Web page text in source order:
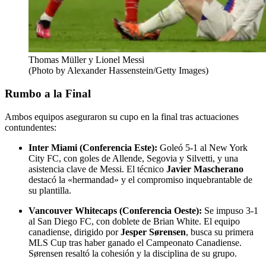
Thomas Müller y Lionel Messi
(Photo by Alexander Hassenstein/Getty Images)
Rumbo a la Final
Ambos equipos aseguraron su cupo en la final tras actuaciones
contundentes:
Inter Miami (Conferencia Este): Goleó 5-1 al New York
City FC, con goles de Allende, Segovia y Silvetti, y una
asistencia clave de Messi. El técnico Javier Mascherano
destacó la «hermandad» y el compromiso inquebrantable de
su plantilla.
Vancouver Whitecaps (Conferencia Oeste): Se impuso 3-1
al San Diego FC, con doblete de Brian White. El equipo
canadiense, dirigido porJesper Sørensen, busca su primera
MLS Cup tras haber ganado el Campeonato Canadiense.
Sørensen resaltó la cohesión y la disciplina de su grupo.